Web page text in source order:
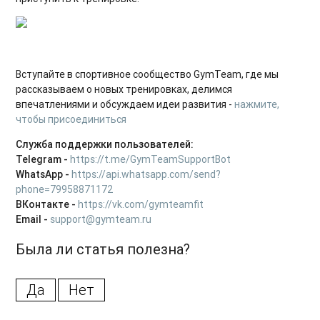
Вступайте в спортивное сообщество GymTeam, где мы
рассказываем о новых тренировках, делимся
впечатлениями и обсуждаем идеи развития -нажмите,
чтобы присоединиться
Служба поддержки пользователей:
Telegram - https://t.me/GymTeamSupportBot
WhatsApp - https://api.whatsapp.com/send?
phone=79958871172
ВКонтакте - https://vk.com/gymteamfit
Email - support@gymteam.ru
Была ли статья полезна?
Да Нет